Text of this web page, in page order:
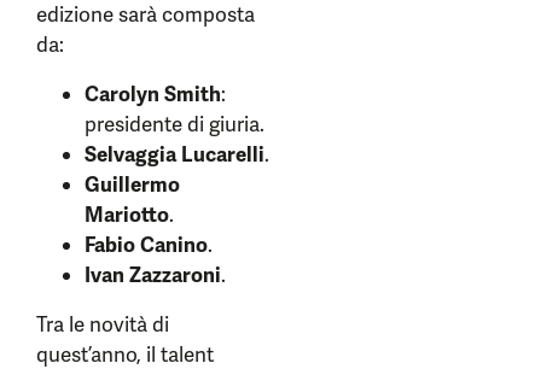
edizione sarà composta
da:
Carolyn Smith:
presidente di giuria.
Selvaggia Lucarelli.
Guillermo
Mariotto.
Fabio Canino.
Ivan Zazzaroni.
Tra le novità di
quest’anno, il talent